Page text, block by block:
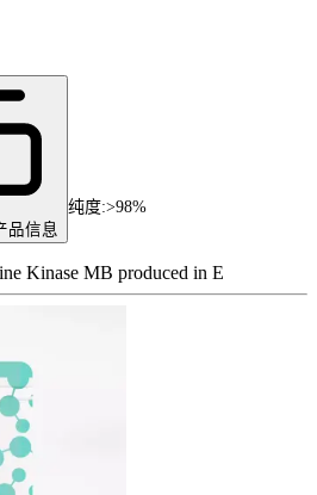
品信息
纯度:>98%
Kinase MB produced in E